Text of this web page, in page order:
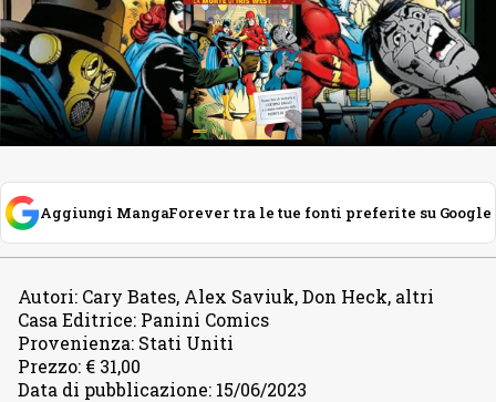
Aggiungi MangaForever tra le tue fonti preferite su Google
Autori: Cary Bates, Alex Saviuk, Don Heck, altri
Casa Editrice: Panini Comics
Provenienza: Stati Uniti
Prezzo: € 31,00
Data di pubblicazione: 15/06/2023